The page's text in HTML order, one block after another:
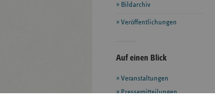
Bildarchiv
Veröffentlichungen
Seitenleiste
weiteren
Informationen
Auf einen Blick
Veranstaltungen
Pressemitteilungen